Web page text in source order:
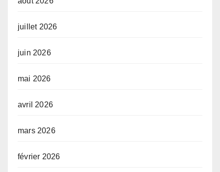
juillet 2026
juin 2026
mai 2026
avril 2026
mars 2026
février 2026